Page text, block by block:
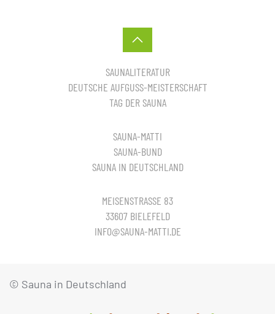
SAUNALITERATUR
DEUTSCHE AUFGUSS-MEISTERSCHAFT
TAG DER SAUNA
SAUNA-MATTI
SAUNA-BUND
SAUNA IN DEUTSCHLAND
MEISENSTRASSE 83
33607 BIELEFELD
INFO@SAUNA-MATTI.DE
© Sauna in Deutschland